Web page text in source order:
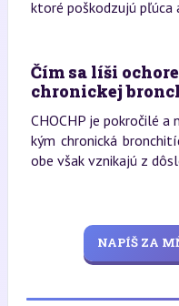
ktoré poškodzujú pľúca
Čím sa líši
chronickej
CHOCHP je pokročilé a
kým chronická
obe však vznikajú z
NAPÍŠ ZA